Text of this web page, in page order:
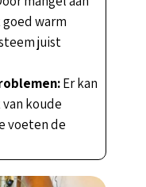
warm
juist
Er kan
koude
voeten de